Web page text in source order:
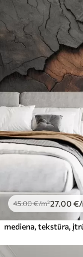
45.00€/m²27 .00 €